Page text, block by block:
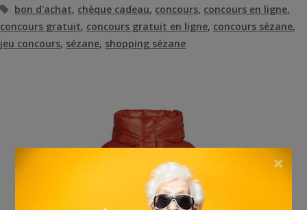
Étiquettes
bon d'achat, chèque cadeau, concours, concours en ligne,
concours gratuit, concours gratuit en ligne, concours sézane,
jeu concours, sézane, shopping sézane
×